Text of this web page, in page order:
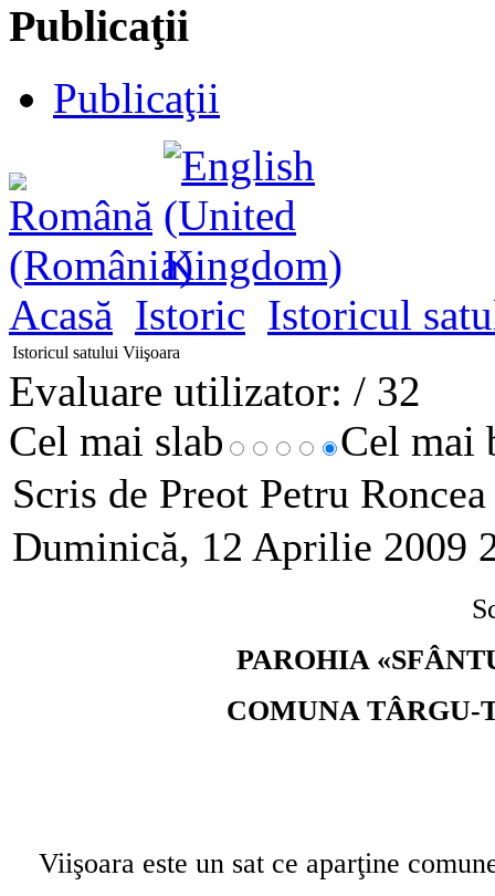
Publicaţii
Publicaţii
Acasă Istoric Istoricul
Istoricul satului Viişoara
Evaluare utilizator: / 32
Cel mai slab
Cel mai
Scris de Preot Petru
Duminică, 12 Aprilie 2009
PAROHIA
COMUNA TÂRGU-
Viişoara este un sat ce aparţine